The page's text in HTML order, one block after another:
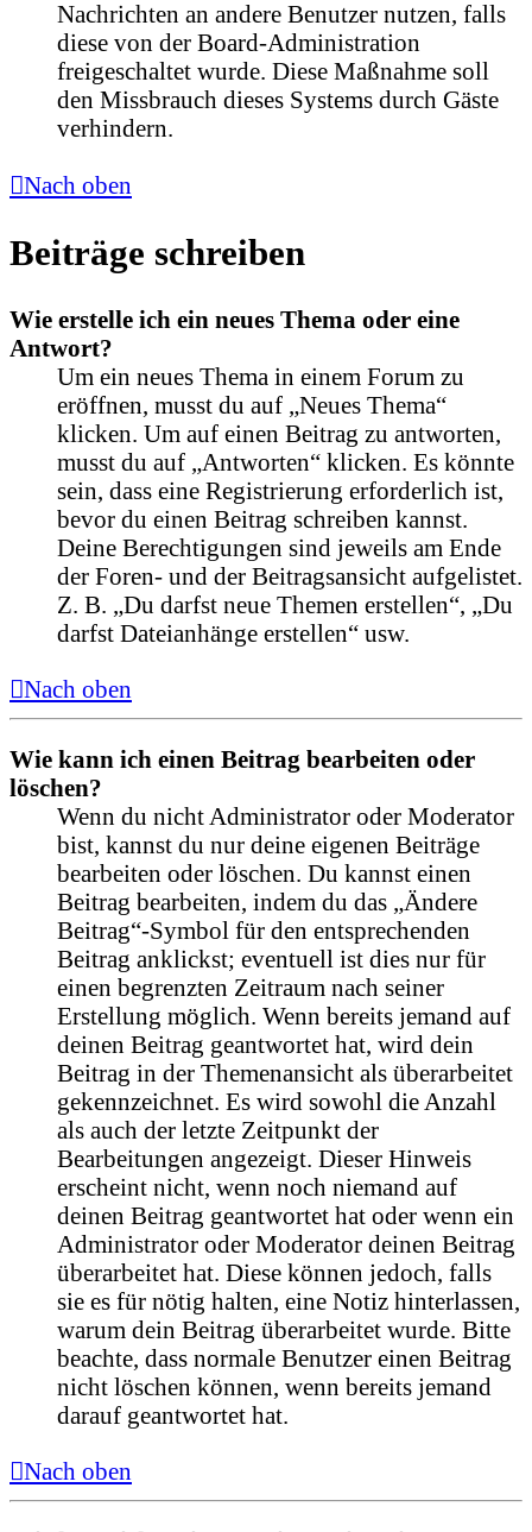
Nachrichten an andere Benutzer nutzen, falls
diese von der Board-Administration
freigeschaltet wurde. Diese Maßnahme soll
den Missbrauch dieses Systems durch Gäste
verhindern.
Nach oben
Beiträge schreiben
Wie erstelle ich ein neues Thema oder eine
Antwort?
Um ein neues Thema in einem Forum zu
eröffnen, musst du auf „Neues Thema“
klicken. Um auf einen Beitrag zu antworten,
musst du auf „Antworten“ klicken. Es könnte
sein, dass eine Registrierung erforderlich ist,
bevor du einen Beitrag schreiben kannst.
Deine Berechtigungen sind jeweils am Ende
der Foren- und der Beitragsansicht aufgelistet.
Z. B. „Du darfst neue Themen erstellen“, „Du
darfst Dateianhänge erstellen“ usw.
Nach oben
Wie kann ich einen Beitrag bearbeiten oder
löschen?
Wenn du nicht Administrator oder Moderator
bist, kannst du nur deine eigenen Beiträge
bearbeiten oder löschen. Du kannst einen
Beitrag bearbeiten, indem du das „Ändere
Beitrag“-Symbol für den entsprechenden
Beitrag anklickst; eventuell ist dies nur für
einen begrenzten Zeitraum nach seiner
Erstellung möglich. Wenn bereits jemand auf
deinen Beitrag geantwortet hat, wird dein
Beitrag in der Themenansicht als überarbeitet
gekennzeichnet. Es wird sowohl die Anzahl
als auch der letzte Zeitpunkt der
Bearbeitungen angezeigt. Dieser Hinweis
erscheint nicht, wenn noch niemand auf
deinen Beitrag geantwortet hat oder wenn ein
Administrator oder Moderator deinen Beitrag
überarbeitet hat. Diese können jedoch, falls
sie es für nötig halten, eine Notiz hinterlassen,
warum dein Beitrag überarbeitet wurde. Bitte
beachte, dass normale Benutzer einen Beitrag
nicht löschen können, wenn bereits jemand
darauf geantwortet hat.
Nach oben